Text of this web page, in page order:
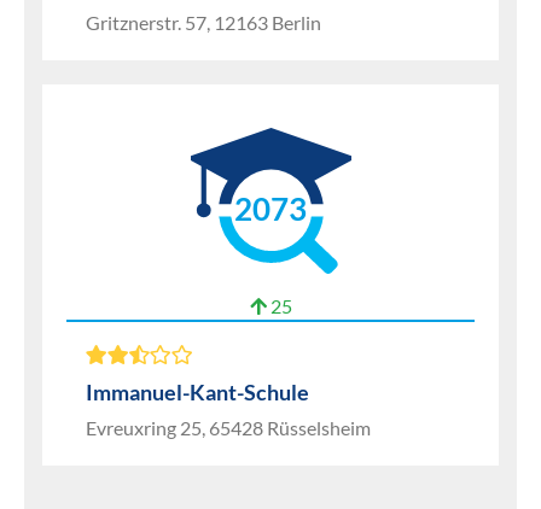
Gritznerstr. 57, 12163 Berlin
2073
25
Immanuel-Kant-Schule
Evreuxring 25, 65428 Rüsselsheim